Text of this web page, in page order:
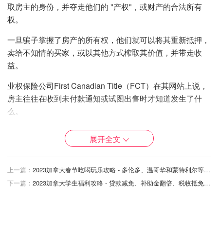
取房主的身份，并夺走他们的 "产权"，或财产的合法所有
权。
一旦骗子掌握了房产的所有权，他们就可以将其重新抵押，
卖给不知情的买家，或以其他方式榨取其价值，并带走收
益。
业权保险公司First Canadian Title（FCT）在其网站上说，
房主往往在收到未付款通知或试图出售时才知道发生了什
么。
据FCT称，产权欺诈的受害者失去了抵押房屋的权利，不能
再利用股权，也不能出售房产，直到他们通过法院重新确立
FCT在其网站上写道："要处理恢复你的产权和/或取消任何
欺诈性注册的抵押贷款，可能需要相当多的时间、金钱和努
展开全文
上一篇：
2023加拿大春节吃喝玩乐攻略 - 多伦多、温哥华和蒙特利尔等庆祝活动盘点
下一篇：
2023加拿大学生福利攻略 - 贷款减免、补助金翻倍、税收抵免等6项福利盘点